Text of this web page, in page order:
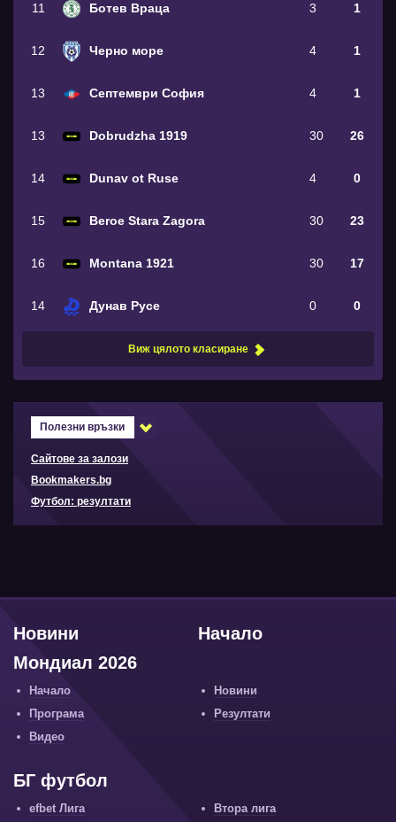
11 Ботев Враца 3 1
12 Черно море 4 1
13 Септември София 4 1
13 Dobrudzha 1919 30 26
14 Dunav ot Ruse 4 0
15 Beroe Stara Zagora 30 23
16 Montana 1921 30 17
14 Дунав Русе 0 0
Виж цялото класиране
Полезни връзки
Сайтове за залози
Bookmakers.bg
Футбол: резултати
Начало
Новини
Мондиал 2026
Начало
Новини
Програма
Резултати
Видео
БГ футбол
efbet Лига
Втора лига